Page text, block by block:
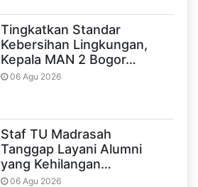
Tingkatkan Standar
Kebersihan Lingkungan,
Kepala MAN 2 Bogor…
06 Agu 2026
Staf TU Madrasah
Tanggap Layani Alumni
yang Kehilangan…
06 Agu 2026